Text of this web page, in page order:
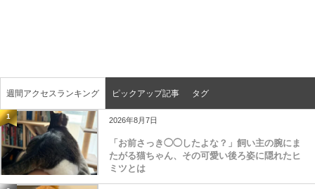
週間アクセスランキング ピックアップ記事 タグ
1 2026年8月7日
「お前さっき◯◯したよな？」飼い主の腕にま
たがる猫ちゃん、その可愛い後ろ姿に隠れたヒ
ミツとは